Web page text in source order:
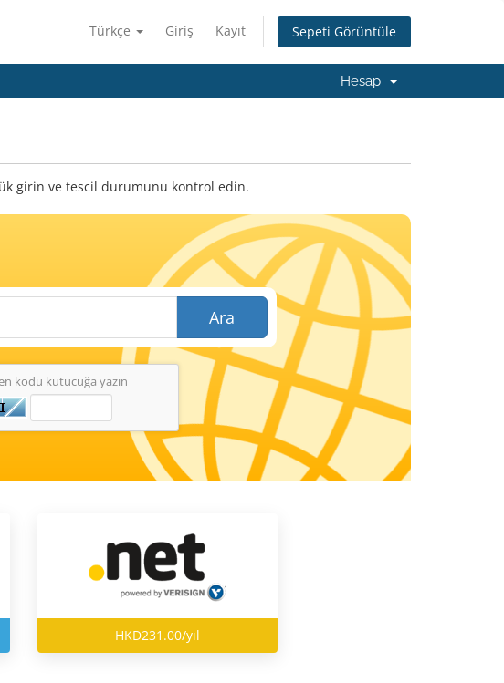
Türkçe Giriş Kayıt Sepeti Görüntüle
Hesap
girin ve tescil durumunu kontrol edin.
Ara
kodu kutucuğa yazın
HKD231.00/yıl